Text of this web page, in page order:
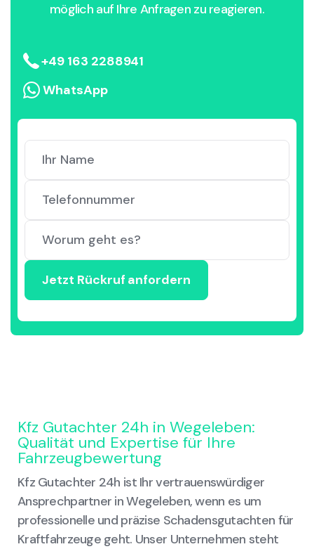
möglich auf Ihre Anfragen zu reagieren.
+49 163 2288941
WhatsApp
Kfz Gutachter 24h in Wegeleben:
Qualität und Expertise für Ihre
Fahrzeugbewertung
Kfz Gutachter 24h ist Ihr vertrauenswürdiger
Ansprechpartner in Wegeleben, wenn es um
professionelle und präzise Schadensgutachten für
Kraftfahrzeuge geht. Unser Unternehmen steht